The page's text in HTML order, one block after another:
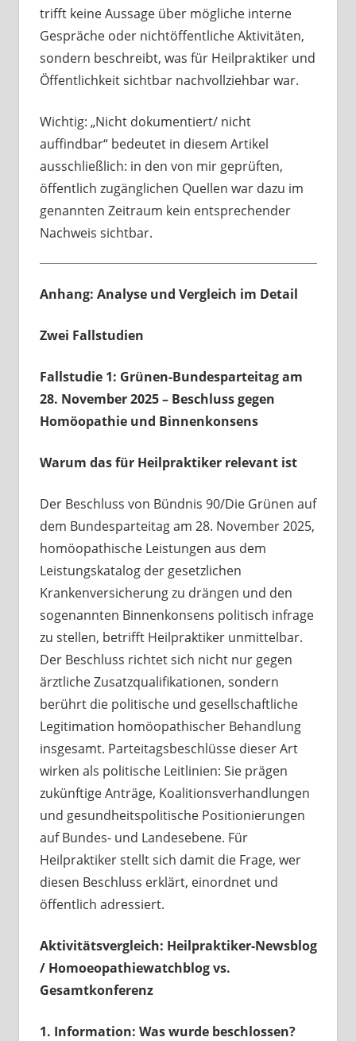
trifft keine Aussage über mögliche interne
Gespräche oder nichtöffentliche Aktivitäten,
sondern beschreibt, was für Heilpraktiker und
Öffentlichkeit sichtbar nachvollziehbar war.
Wichtig: „Nicht dokumentiert/ nicht
auffindbar“ bedeutet in diesem Artikel
ausschließlich: in den von mir geprüften,
öffentlich zugänglichen Quellen war dazu im
genannten Zeitraum kein entsprechender
Nachweis sichtbar.
Anhang: Analyse und Vergleich im Detail
Zwei Fallstudien
Fallstudie 1: Grünen-Bundesparteitag am
28. November 2025 – Beschluss gegen
Homöopathie und Binnenkonsens
Warum das für Heilpraktiker relevant ist
Der Beschluss von Bündnis 90/Die Grünen auf
dem Bundesparteitag am 28. November 2025,
homöopathische Leistungen aus dem
Leistungskatalog der gesetzlichen
Krankenversicherung zu drängen und den
sogenannten Binnenkonsens politisch infrage
zu stellen, betrifft Heilpraktiker unmittelbar.
Der Beschluss richtet sich nicht nur gegen
ärztliche Zusatzqualifikationen, sondern
berührt die politische und gesellschaftliche
Legitimation homöopathischer Behandlung
insgesamt. Parteitagsbeschlüsse dieser Art
wirken als politische Leitlinien: Sie prägen
zukünftige Anträge, Koalitionsverhandlungen
und gesundheitspolitische Positionierungen
auf Bundes- und Landesebene. Für
Heilpraktiker stellt sich damit die Frage, wer
diesen Beschluss erklärt, einordnet und
öffentlich adressiert.
Aktivitätsvergleich: Heilpraktiker-Newsblog
/ Homoeopathiewatchblog vs.
Gesamtkonferenz
1. Information: Was wurde beschlossen?